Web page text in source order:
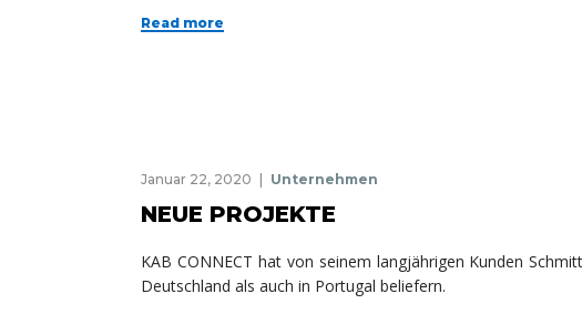
Read more
Januar 22, 2020 Unternehmen
NEUE PROJEKTE
KAB CONNECT hat von seinem langjährigen Kunden
Deutschland als auch in Portugal beliefern.